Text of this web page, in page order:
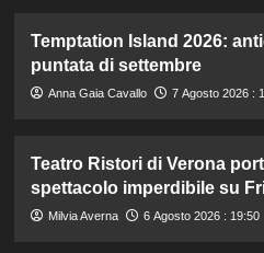
Temptation Island 2026:
puntata di settembre
Anna Gaia Cavallo 7 Agosto 2026 :
Teatro Ristori di Verona
spettacolo imperdibile su
Milvia Averna 6 Agosto 2026 : 19:50